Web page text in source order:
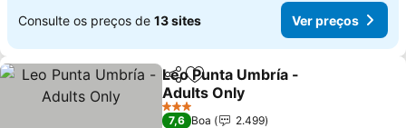
Consulte os preços de 13 sites Ver preços
PartilharAdicionar aos favoritos
Leo Punta Umbría -
Adults Only
3 Estrelas
7,6 Boa
2.499